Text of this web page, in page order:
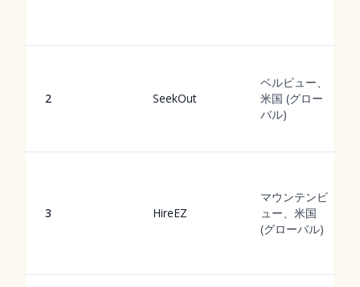
2 SeekOut
ベルビュー、
米国 (グロー
バル)
3 HireEZ
マウンテンビ
ュー、米国
(グローバル)